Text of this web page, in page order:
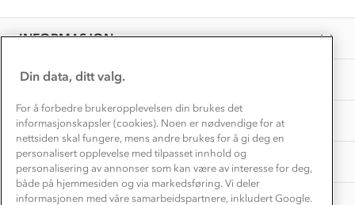
7
2026
INFORMASJON
Presse
OM OSS
Samarbeide med oss?
TIPS OG RÅD
Store størrelser
Turmat oppskrifter
Beredskap
AKTIVITETER
Overnatte utendørs⛺
Leirskole 🥾
Barnehageansatt
Tips til hyttetur
Din data, ditt valg.
For å forbedre brukeropplevelsen din brukes det
informasjonskapsler (cookies). Noen er nødvendige for at
nettsiden skal fungere, mens andre brukes for å gi deg en
personalisert opplevelse med tilpasset innhold og
personalisering av annonser som kan være av interesse for deg,
både på hjemmesiden og via markedsføring. Vi deler
informasjonen med våre samarbeidspartnere, inkludert Google.